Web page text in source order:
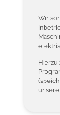
Wir
Hierzu